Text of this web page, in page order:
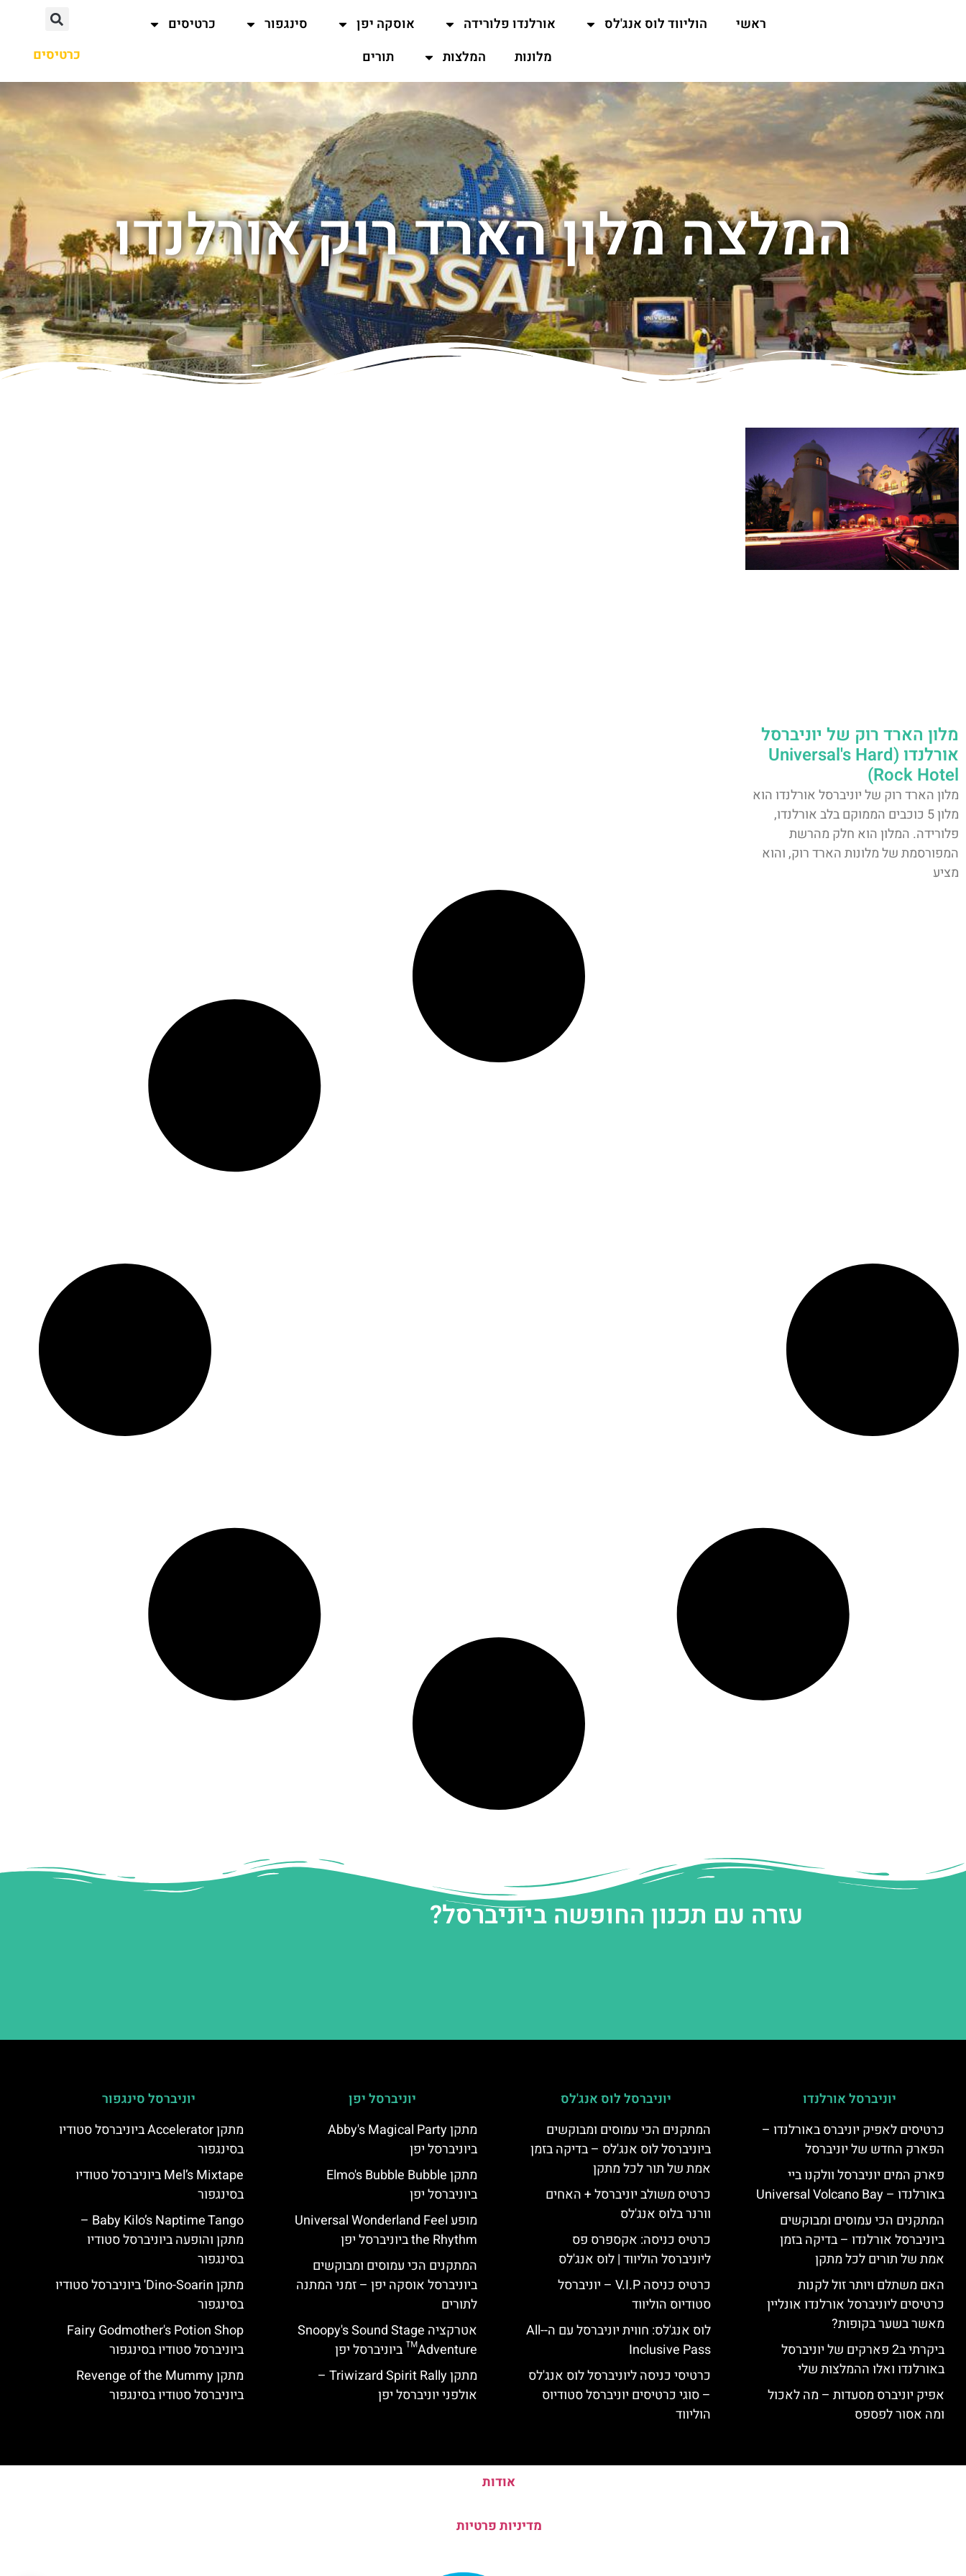
ראשי הוליווד לוס אנג'לס אורלנדו פלורידה אוסקה יפן סינגפור
כרטיסים
מלונות
המלצות תורים כרטיסים
המלצה מלון הארד רוק אורלנדו
מלון הארד רוק של יוניברסל
אורלנדו (Universal's Hard
Rock Hotel)
מלון הארד רוק של יוניברסל אורלנדו הוא
מלון 5 כוכבים הממוקם בלב אורלנדו,
פלורידה. המלון הוא חלק מהרשת
המפורסמת של מלונות הארד רוק, והוא
מציע
עזרה עם תכנון החופשה ביוניברסל?
יוניברסל אורלנדו
כרטיסים לאפיק יוניברס באורלנדו –
הפארק החדש של יוניברסל
פארק המים יוניברסל וולקנו ביי
באורלנדו – Universal Volcano Bay
המתקנים הכי עמוסים ומבוקשים
ביוניברסל אורלנדו – בדיקה בזמן
אמת של תורים לכל מתקן
האם משתלם ויותר זול לקנות
כרטיסים ליוניברסל אורלנדו אונליין
מאשר בשער בקופות?
ביקרתי ב2 פארקים של יוניברסל
באורלנדו ואלו ההמלצות שלי
אפיק יוניברס מסעדות – מה לאכול
ומה אסור לפספס
יוניברסל לוס אנג'לס
המתקנים הכי עמוסים ומבוקשים
ביוניברסל לוס אנג'לס – בדיקה בזמן
אמת של תור לכל מתקן
כרטיס משולב יוניברסל + האחים
וורנר בלוס אנג'לס
כרטיס כניסה: אקספרס פס
ליוניברסל הוליווד | לוס אנג'לס
כרטיס כניסה V.I.P – יוניברסל
סטודיוס הוליווד
לוס אנג'לס: חווית יוניברסל עם ה-All-
Inclusive Pass
כרטיסי כניסה ליוניברסל לוס אנג'לס
– סוגי כרטיסים יוניברסל סטודיוס
הוליווד
יוניברסל יפן
מתקן Abby's Magical Party
ביוניברסל יפן
מתקן Elmo's Bubble Bubble
ביוניברסל יפן
מופע Universal Wonderland Feel
the Rhythm ביוניברסל יפן
המתקנים הכי עמוסים ומבוקשים
ביוניברסל אוסקה יפן – זמני המתנה
לתורים
אטרקציה Snoopy's Sound Stage
Adventure™ ביוניברסל יפן
מתקן Triwizard Spirit Rally –
אולפני יוניברסל יפן
יוניברסל סינגפור
מתקן Accelerator ביוניברסל סטודיו
בסינגפור
Mel’s Mixtape ביוניברסל סטודיו
בסינגפור
Baby Kilo’s Naptime Tango –
מתקן והופעה ביוניברסל סטודיו
בסינגפור
מתקן Dino-Soarin' ביוניברסל סטודיו
בסינגפור
Fairy Godmother's Potion Shop
ביוניברסל סטודיו בסינגפור
מתקן Revenge of the Mummy
ביוניברסל סטודיו בסינגפור
אודות
מדיניות פרטיות